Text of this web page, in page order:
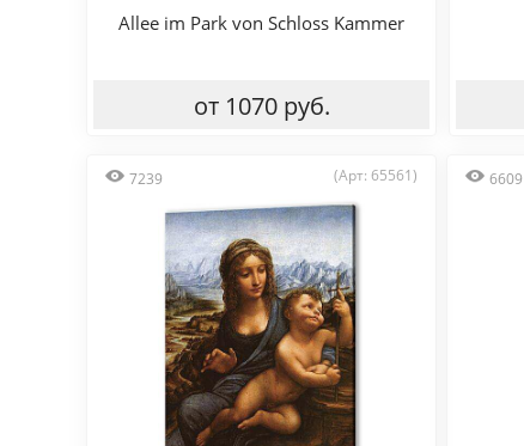
Allee im Park von Schloss Kammer
от 1070 руб.
7239 (Арт: 65561) 6609